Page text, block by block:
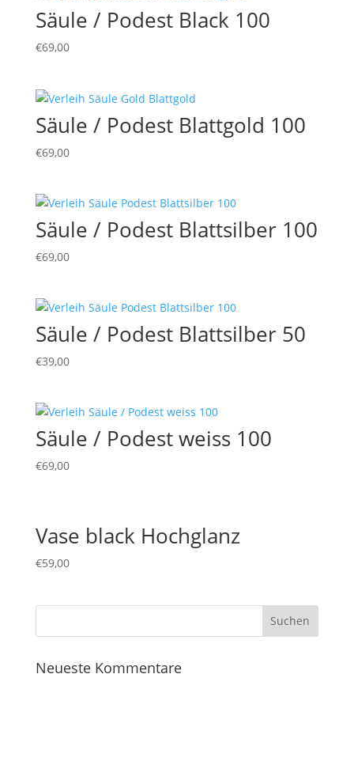
Säule / Podest Black 100
€69,00
Säule / Podest Blattgold 100
€69,00
Säule / Podest Blattsilber 100
€69,00
Säule / Podest Blattsilber 50
€39,00
Säule / Podest weiss 100
€69,00
Vase black Hochglanz
€59,00
Neueste Kommentare